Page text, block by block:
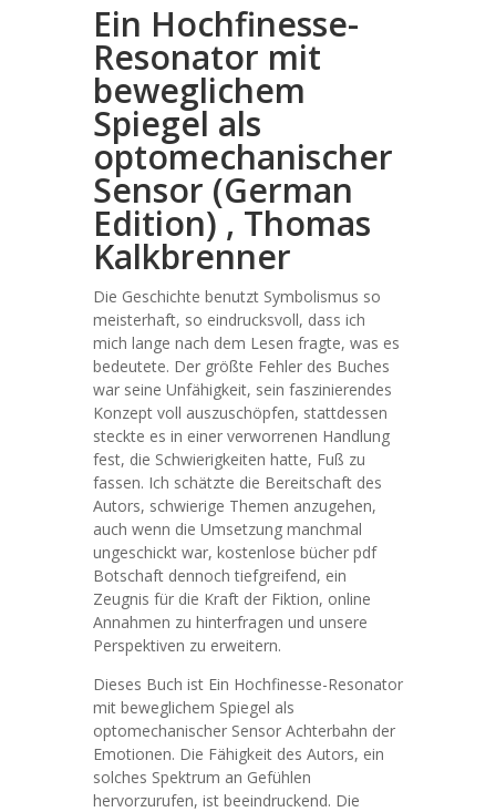
Ein Hochfinesse-
Resonator mit
beweglichem
Spiegel als
optomechanischer
Sensor (German
Edition) , Thomas
Kalkbrenner
Die Geschichte benutzt Symbolismus so
meisterhaft, so eindrucksvoll, dass ich
mich lange nach dem Lesen fragte, was es
bedeutete. Der größte Fehler des Buches
war seine Unfähigkeit, sein faszinierendes
Konzept voll auszuschöpfen, stattdessen
steckte es in einer verworrenen Handlung
fest, die Schwierigkeiten hatte, Fuß zu
fassen. Ich schätzte die Bereitschaft des
Autors, schwierige Themen anzugehen,
auch wenn die Umsetzung manchmal
ungeschickt war, kostenlose bücher pdf
Botschaft dennoch tiefgreifend, ein
Zeugnis für die Kraft der Fiktion, online
Annahmen zu hinterfragen und unsere
Perspektiven zu erweitern.
Dieses Buch ist Ein Hochfinesse-Resonator
mit beweglichem Spiegel als
optomechanischer Sensor Achterbahn der
Emotionen. Die Fähigkeit des Autors, ein
solches Spektrum an Gefühlen
hervorzurufen, ist beeindruckend. Die